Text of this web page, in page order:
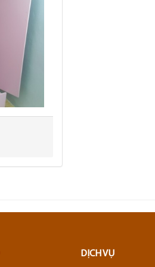
DỊCH VỤ